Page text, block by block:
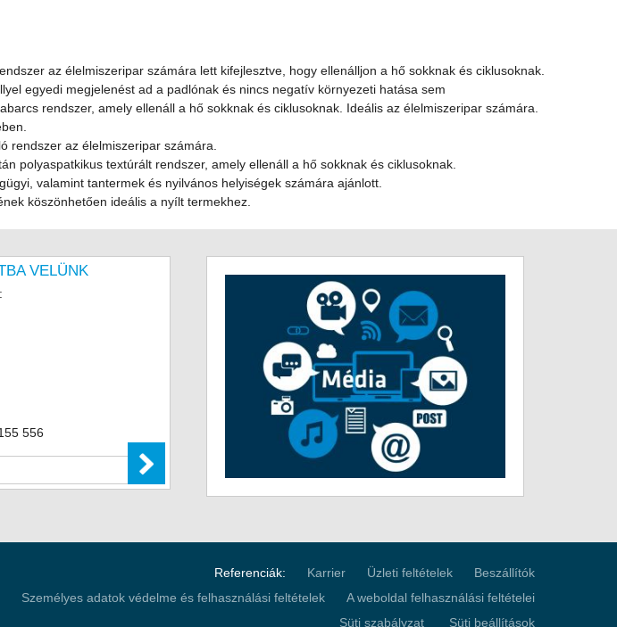
az élelmiszeripar számára lett kifejlesztve, hogy ellenálljon a hő sokknak és ciklusoknak.
egyedi megjelenést ad a padlónak és nincs negatív környezeti hatása sem
rendszer, amely ellenáll a hő sokknak és ciklusoknak. Ideális az élelmiszeripar számára.
rendszer az élelmiszeripar számára.
polyaspatkikus textúrált rendszer, amely ellenáll a hő sokknak és ciklusoknak.
valamint tantermek és nyilvános helyiségek számára ajánlott.
köszönhetően ideális a nyílt termekhez.
VELÜNK
556
Referenciák: Karrier Üzleti feltételek
Beszállítók
Személyes adatok védelme és felhasználási feltételek
A weboldal felhasználási feltételei
Süti szabályzat
Süti beállítások